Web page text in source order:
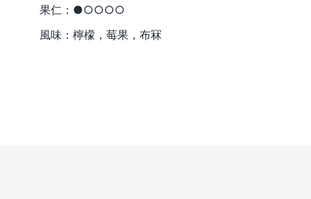
果仁：●○○○○
風味：檸檬，莓果，布冧